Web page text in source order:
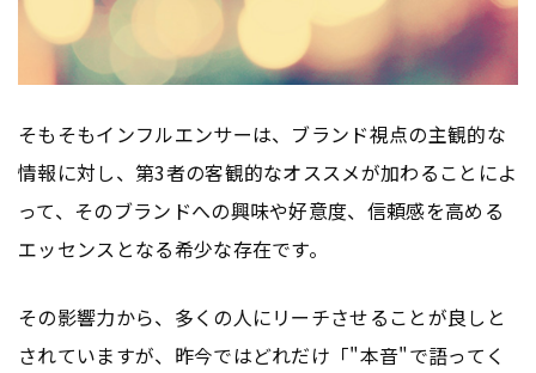
そもそもインフルエンサーは、ブランド視点の主観的な
情報に対し、第3者の客観的なオススメが加わることによ
って、そのブランドへの興味や好意度、信頼感を高める
エッセンスとなる希少な存在です。
その影響力から、多くの人にリーチさせることが良しと
されていますが、昨今ではどれだけ「"本音"で語ってく